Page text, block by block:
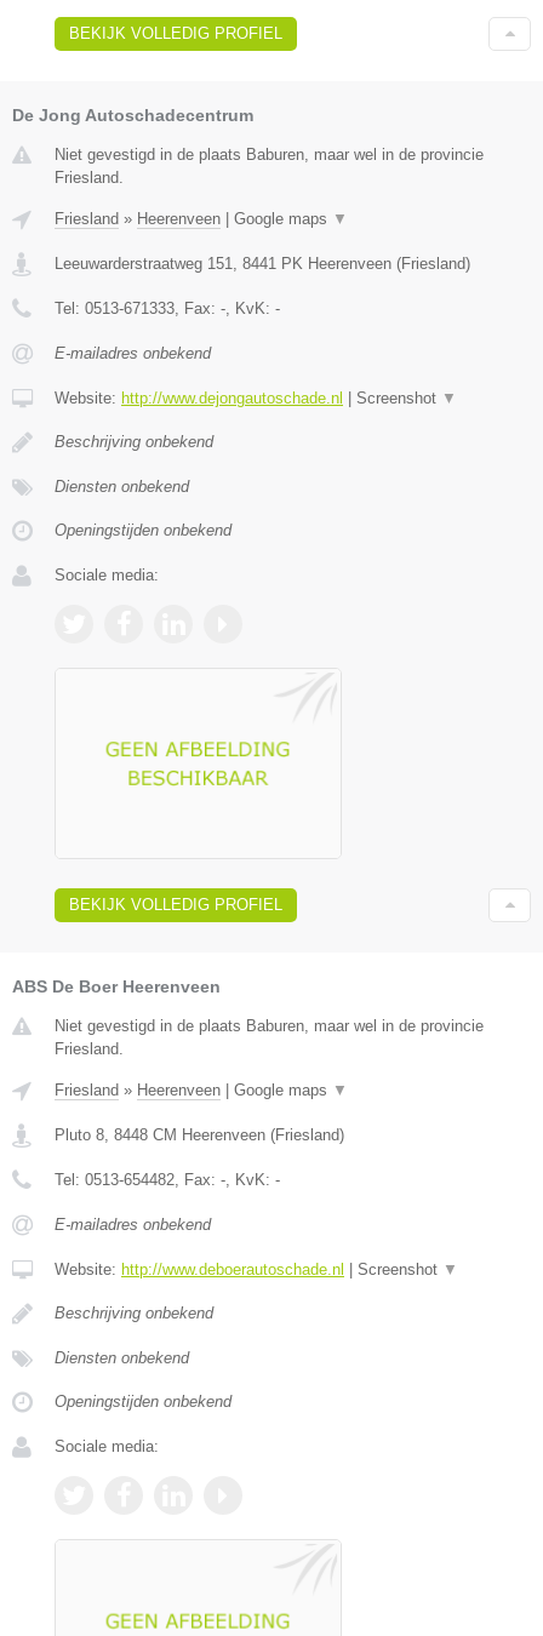
BEKIJK VOLLEDIG PROFIEL
De Jong Autoschadecentrum
Niet gevestigd in de plaats Baburen, maar wel in de provincie
Friesland.
Friesland » Heerenveen | Google maps ▼
Leeuwarderstraatweg 151 8441 PK Heerenveen (Friesland)
Tel: 0513-671333 , Fax: - , KvK: -
E-mailadres onbekend
Website: http://www.dejongautoschade.nl | Screenshot ▼
Beschrijving onbekend
Diensten onbekend
Openingstijden onbekend
Sociale media:
BEKIJK VOLLEDIG PROFIEL
ABS De Boer Heerenveen
Niet gevestigd in de plaats Baburen, maar wel in de provincie
Friesland.
Friesland » Heerenveen Google maps ▼
Pluto 8, 8448 CM Heerenveen (Friesland)
Tel: 0513-654482, Fax: -, KvK: -
E-mailadres onbekend
Website: http://www.deboerautoschade.nl Screenshot ▼
Beschrijving onbekend
Diensten onbekend
Openingstijden onbekend
Sociale media: